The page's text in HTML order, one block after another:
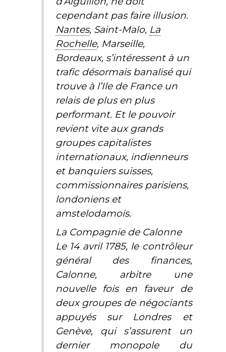
cependant pas faire illusion.
Nantes, Saint-Malo, La
Rochelle, Marseille,
Bordeaux, s’intéressent à un
trafic désormais banalisé qui
trouve à l’Ile de France un
relais de plus en plus
performant. Et le pouvoir
revient vite aux grands
groupes capitalistes
internationaux, indienneurs
et banquiers suisses,
commissionnaires parisiens,
londoniens et
amstelodamois.
La Compagnie de Calonne
Le 14 avril 1785, le contrôleur
général des finances,
Calonne, arbitre une
nouvelle fois en faveur de
deux groupes de négociants
appuyés sur Londres et
Genève, qui s’assurent un
dernier monopole du